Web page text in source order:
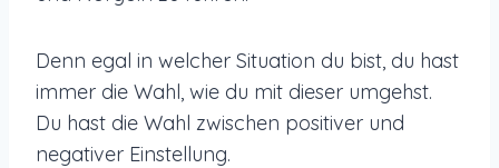
Denn egal in welcher Situation du bist, du hast
immer die Wahl, wie du mit dieser umgehst.
Du hast die Wahl zwischen positiver und
negativer Einstellung.